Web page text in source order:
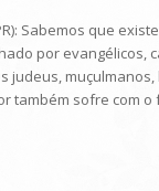
Sabemos que
por evangélicos,
judeus,
também sofre com